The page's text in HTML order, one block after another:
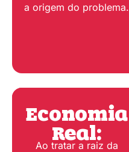
a origem do problema.
Economia
Real:
Ao tratar a raiz da